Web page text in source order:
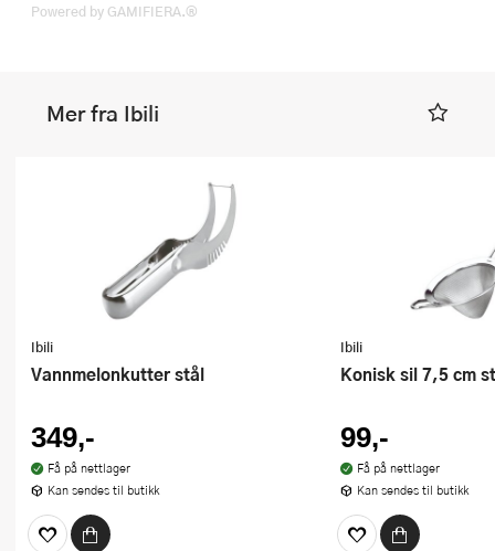
Powered by GAMIFIERA.®
Mer fra Ibili
Ibili
Vannmelonkutter stål
349,-
Få på nettlager
Kan sendes til butikk
Ibili
Konisk sil 7,5 cm
99,-
Få på nettlager
Kan sendes til butikk